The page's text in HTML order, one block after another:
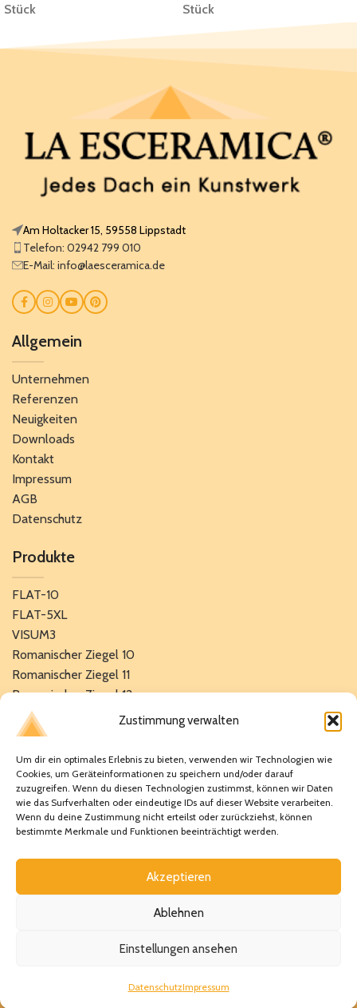
Zustimmung verwalten
Um dir ein optimales Erlebnis zu bieten, verwenden wir Technologien wie
Cookies, um Geräteinformationen zu speichern und/oder darauf
zuzugreifen. Wenn du diesen Technologien zustimmst, können wir Daten
wie das Surfverhalten oder eindeutige IDs auf dieser Website verarbeiten.
Wenn du deine Zustimmung nicht erteilst oder zurückziehst, können
bestimmte Merkmale und Funktionen beeinträchtigt werden.
Akzeptieren
Ablehnen
Einstellungen ansehen
DatenschutzImpressum
Stück
Stück
Am Holtacker 15, 59558 Lippstadt
Telefon: 02942 799 010
E-Mail: info@laesceramica.de
Allgemein
Unternehmen
Referenzen
Neuigkeiten
Downloads
Kontakt
Impressum
AGB
Datenschutz
Produkte
FLAT-10
FLAT-5XL
VISUM3
Romanischer Ziegel 10
Romanischer Ziegel 11
Romanischer Ziegel 12
TS 12.5 Select
Mönch-Nonnenziegel 40
Mönch-Nonnenziegel 50
Verpassen Sie keine Neuigkeiten mehr!
Bleiben Sie stets auf dem Laufenden über unsere neuesten
Design byDigitalagentur Sabelfeld